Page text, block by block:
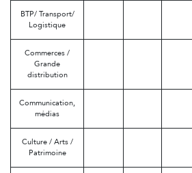
BTP/ Transport/
Logistique
Commerces /
Grande
distribution
Communication,
médias
Culture / Arts /
Patrimoine